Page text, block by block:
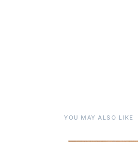
YOU MAY ALSO LIKE